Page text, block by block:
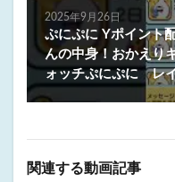
2025年9月26日
ぷにぷに Yポイント
んの中身！おかえり
ォッチぷにぷに レ
関連する動画記事